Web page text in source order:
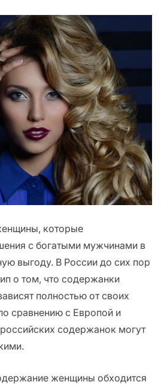
которые
с богатыми мужчинами в
выгоду. В России до сих пор
о том, что содержанки
полностью от своих
сравнению с Европой и
содержанок могут
женщины обходится